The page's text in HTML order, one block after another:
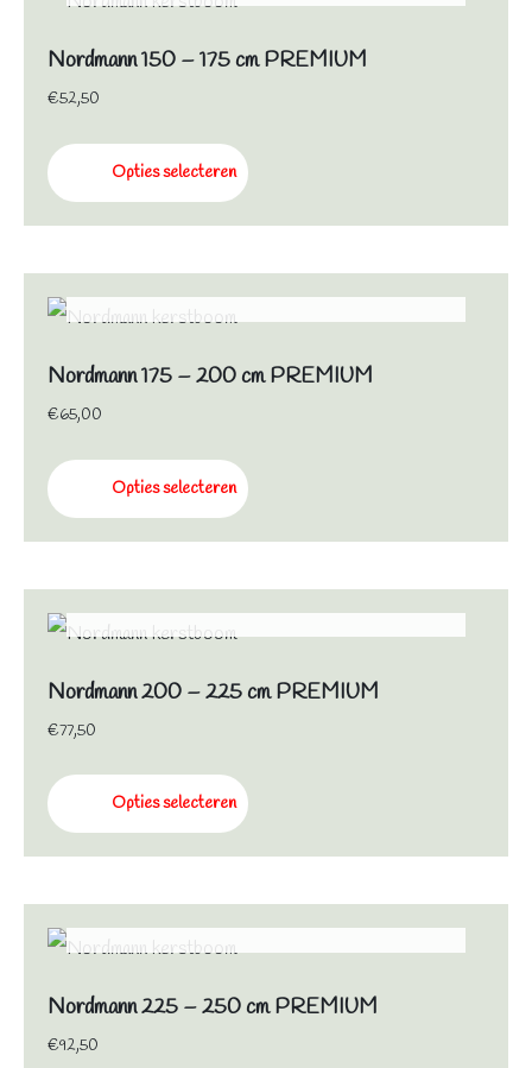
Nordmann 150 – 175 cm PREMIUM
€52,50
Opties selecteren
Nordmann 175 – 200 cm PREMIUM
€65,00
Opties selecteren
Nordmann 200 – 225 cm PREMIUM
€77,50
Opties selecteren
Nordmann 225 – 250 cm PREMIUM
€92,50